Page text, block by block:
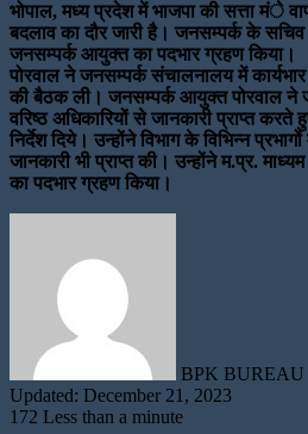
भोपाल, मध्य प्रदेश में भाजपा की सत्ता मंे
बदलाव का दौर जारी है। जनसम्पर्क के
जनसम्पर्क आयुक्त का पदभार ग्रहण किया।
पोरवाल ने जनसम्पर्क संचालनालय में
की बैठक ली। जनसम्पर्क आयुक्त पोरवाल ने
वरिष्ठ अधिकारियों से जानकारी प्राप्त
निर्देश दिये। उन्होंने विभाग के विभिन्न
जानकारी भी प्राप्त की। उन्होंने म.प्र.
का पदभार ग्रहण किया।
BPK BUREAU
Updated: December 21, 2023
172 Less than a minute